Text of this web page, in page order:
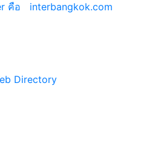
คือ
interbangkok.com
Directory